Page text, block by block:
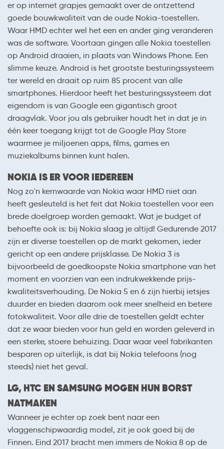
er op internet grapjes gemaakt over de ontzettend
goede bouwkwaliteit van de oude Nokia-toestellen.
Waar HMD echter wel het een en ander ging veranderen
was de software. Voortaan gingen alle Nokia toestellen
op Android draaien, in plaats van Windows Phone. Een
slimme keuze. Android is het grootste besturingssysteem
ter wereld en draait op ruim 85 procent van alle
smartphones. Hierdoor heeft het besturingssysteem dat
eigendom is van Google een gigantisch groot
draagvlak. Voor jou als gebruiker houdt het in dat je in
één keer toegang krijgt tot de Google Play Store
waarmee je miljoenen apps, films, games en
muziekalbums binnen kunt halen.
NOKIA IS ER VOOR IEDEREEN
Nog zo'n kernwaarde van Nokia waar HMD niet aan
heeft gesleuteld is het feit dat Nokia toestellen voor een
brede doelgroep worden gemaakt. Wat je budget of
behoefte ook is: bij Nokia slaag je altijd! Gedurende 2017
zijn er diverse toestellen op de markt gekomen, ieder
gericht op een andere prijsklasse. De Nokia 3 is
bijvoorbeeld de goedkoopste Nokia smartphone van het
moment en voorzien van een indrukwekkende prijs-
kwaliteitsverhouding. De Nokia 5 en 6 zijn hierbij ietsjes
duurder en bieden daarom ook meer snelheid en betere
fotokwaliteit. Voor alle drie de toestellen geldt echter
dat ze waar bieden voor hun geld en worden geleverd in
een sterke, stoere behuizing. Daar waar veel fabrikanten
besparen op uiterlijk, is dat bij Nokia telefoons (nog
steeds) niet het geval.
LG, HTC EN SAMSUNG MOGEN HUN BORST
NATMAKEN
Wanneer je echter op zoek bent naar een
vlaggenschipwaardig model, zit je ook goed bij de
Finnen. Eind 2017 bracht men immers de Nokia 8 op de